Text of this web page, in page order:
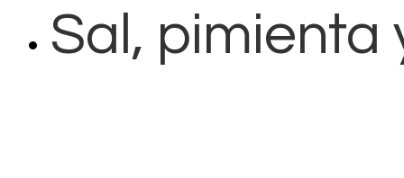
Sal, pimienta